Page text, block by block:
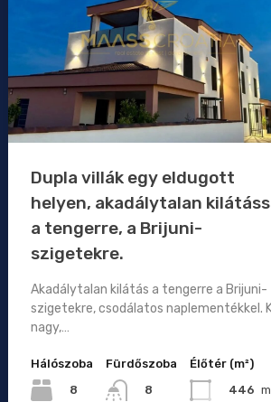
Dupla villák egy eldugott
helyen, akadálytalan
a tengerre, a Brijuni-
szigetekre.
Akadálytalan kilátás a tengerre a Brijuni-
szigetekre, csodálatos naplementékkel.
nagy,…
Hálószoba
8
Fürdőszoba
8
Élőtér (m²)
446